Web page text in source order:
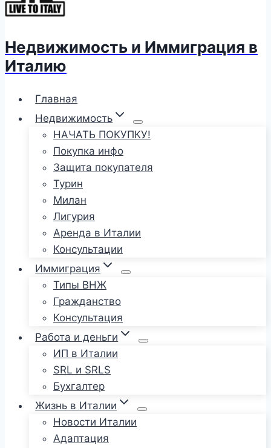
Недвижимость и Иммиграция в
Италию
Главная
Недвижимость
НАЧАТЬ ПОКУПКУ!
Покупка инфо
Защита покупателя
Турин
Милан
Лигурия
Аренда в Италии
Консультации
Иммиграция
Типы ВНЖ
Гражданство
Консультация
Работа и деньги
ИП в Италии
SRL и SRLS
Бухгалтер
Жизнь в Италии
Новости Италии
Адаптация